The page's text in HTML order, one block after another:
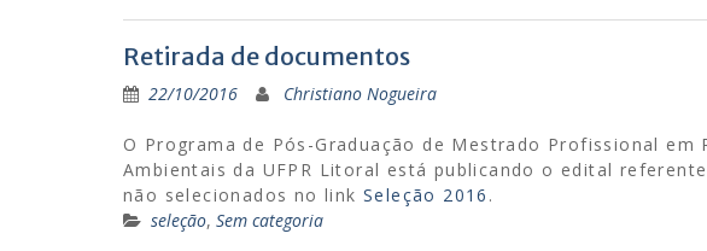
Retirada de documentos
22/10/2016 Christiano Nogueira
O Programa de Pós-Graduação de Mestrado Profissional em
Ambientais da UFPR Litoral está publicando o edital
não selecionados no link Seleção 2016 .
seleção, Sem categoria